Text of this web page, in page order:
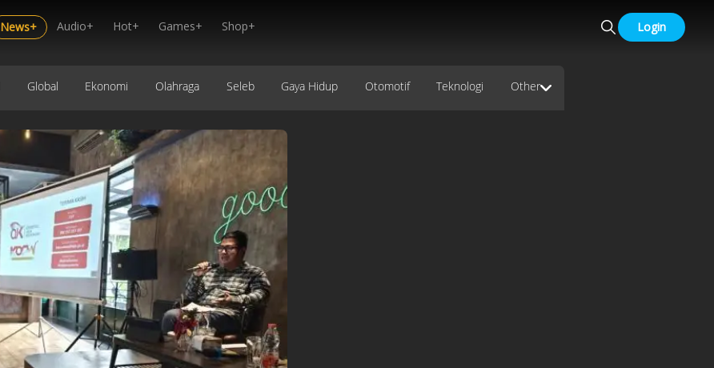
News+ Audio+ Hot+ Games+ Shop+ Login
Global Ekonomi Olahraga Seleb Gaya Hidup Otomotif Teknologi Other